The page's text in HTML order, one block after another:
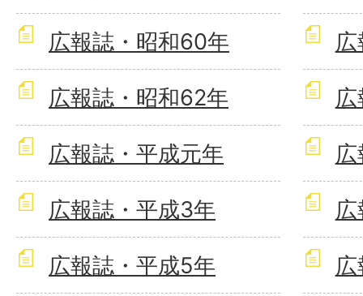
広報誌・昭和60年
広報誌・昭和62年
広報誌・平成元年
広報誌・平成3年
広報誌・平成5年